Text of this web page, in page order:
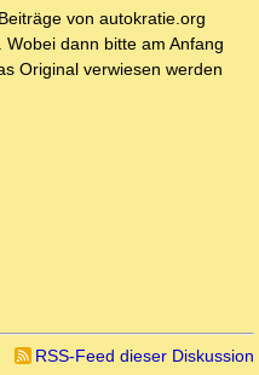
von autokratie.org
dann bitte am Anfang
Original verwiesen werden
RSS-Feed dieser Diskussion